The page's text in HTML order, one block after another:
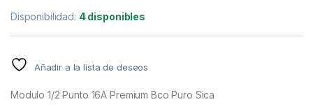
Disponibilidad: 4 disponibles
Añadir a la lista de deseos
Modulo 1/2 Punto 16A Premium Bco Puro Sica